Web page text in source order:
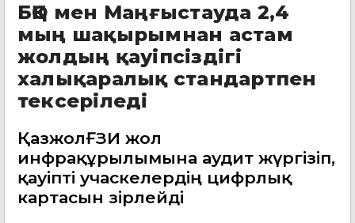
БҚО мен Маңғыстауда 2,4
мың шақырымнан астам
жолдың қауіпсіздігі
халықаралық стандартпен
тексеріледі
ҚазжолҒЗИ жол
инфрақұрылымына аудит жүргізіп,
қауіпті учаскелердің цифрлық
картасын әзірлейді